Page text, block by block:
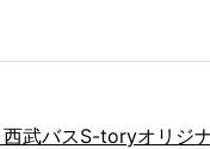
武バスS-toryオリジ